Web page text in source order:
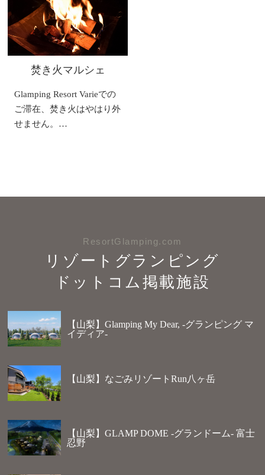
焚き火マルシェ
Glamping Resort Varieでの
ご滞在、焚き火はやはり外
せません。…
ResortGlamping.com
リゾートグランピング
ドットコム掲載施設
【山梨】Glamping My Dear, -グランピング マ
イディア-
【山梨】なごみリゾートRun八ヶ岳
【山梨】GLAMP DOME -グランドーム- 富士
忍野